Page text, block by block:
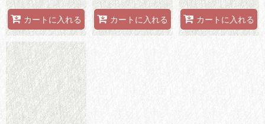
カートに入れる カートに入れる カートに入れる